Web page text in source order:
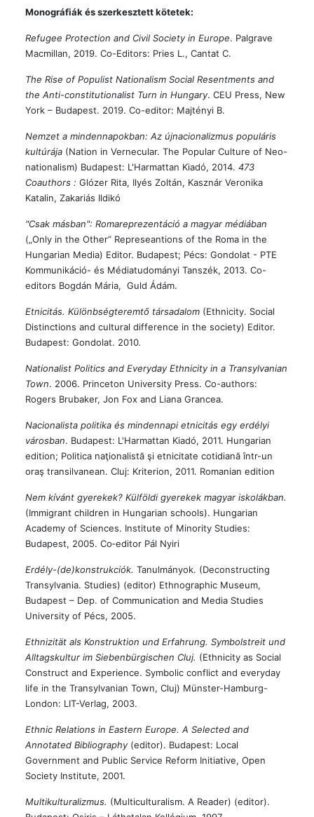
Monográfiák és szerkesztett kötetek:
Refugee Protection and Civil Society in Europe. Palgrave
Macmillan, 2019. Co-Editors: Pries L., Cantat C.
The Rise of Populist Nationalism Social Resentments and
the Anti-constitutionalist Turn in Hungary. CEU Press, New
York – Budapest. 2019. Co-editor: Majtényi B.
Nemzet a mindennapokban: Az újnacionalizmus populáris
kultúrája(Nation in Vernecular. The Popular Culture of Neo-
nationalism) Budapest: L'Harmattan Kiadó, 2014. 473
Coauthors : Glózer Rita, Ilyés Zoltán, Kasznár Veronika
Katalin, Zakariás Ildikó
"Csak másban": Romareprezentáció a magyar médiában
(„Only in the Other” Represeantions of the Roma in the
Hungarian Media) Editor. Budapest; Pécs: Gondolat - PTE
Kommunikáció- és Médiatudományi Tanszék, 2013. Co-
editors Bogdán Mária, Guld Ádám.
Etnicitás. Különbségteremtő társadalom (Ethnicity. Social
Distinctions and cultural difference in the society) Editor.
Budapest: Gondolat. 2010.
Nationalist Politics and Everyday Ethnicity in a Transylvanian
Town. 2006. Princeton University Press. Co-authors:
Rogers Brubaker, Jon Fox and Liana Grancea.
Nacionalista politika és mindennapi etnicitás egy erdélyi
városban. Budapest: L'Harmattan Kiadó, 2011. Hungarian
edition; Politica naţionalistă şi etnicitate cotidiană într-un
oraş transilvanean. Cluj: Kriterion, 2011. Romanian edition
Nem kívánt gyerekek? Külföldi gyerekek magyar iskolákban.
(Immigrant children in Hungarian schools). Hungarian
Academy of Sciences. Institute of Minority Studies:
Budapest, 2005. Co‑editor Pál Nyiri
Erdély-(de)konstrukciók. Tanulmányok. (Deconstructing
Transylvania. Studies) (editor) Ethnographic Museum,
Budapest – Dep. of Communication and Media Studies
University of Pécs, 2005.
Ethnizität als Konstruktion und Erfahrung. Symbolstreit und
Alltagskultur im Siebenbürgischen Cluj. (Ethnicity as Social
Construct and Experience. Symbolic conflict and everyday
life in the Transylvanian Town, Cluj) Münster-Hamburg-
London: LIT-Verlag, 2003.
Ethnic Relations in Eastern Europe. A Selected and
Annotated Bibliography (editor). Budapest: Local
Government and Public Service Reform Initiative, Open
Society Institute, 2001.
Multikulturalizmus. (Multiculturalism. A Reader) (editor).